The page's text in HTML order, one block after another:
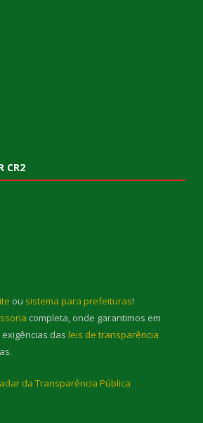
CR2
ou sistema para prefeituras!
completa, onde garantimos em
das leis de transparência
da Transparência Pública